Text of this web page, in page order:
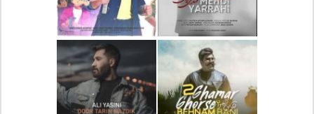
دانلود آهنگ جدید مهدی
یراحی بنام اسرار
دانلود آهنگ جدید فرزاد
فرزین بنام آتیش